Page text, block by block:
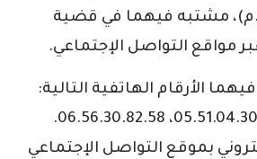
مشتبه فيهما في قضية
مواقع التواصل الإجتماعي.
الأرقام الهاتفية التالية:
بموقع التواصل الإجتماعي